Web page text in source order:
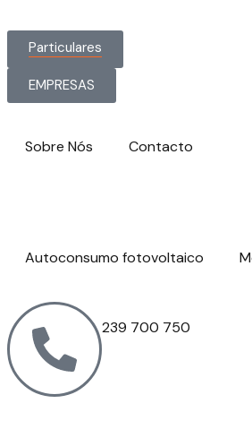
Particulares
EMPRESAS
Sobre Nós Contacto
Autoconsumo fotovoltaico
239 700 750